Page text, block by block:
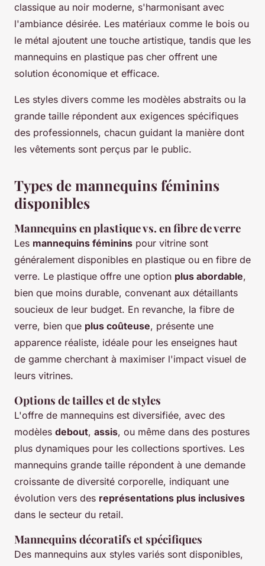
classique au noir moderne, s'harmonisant avec
l'ambiance désirée. Les matériaux comme le bois ou
le métal ajoutent une touche artistique, tandis que les
mannequins en plastique pas cher offrent une
solution économique et efficace.
Les styles divers comme les modèles abstraits ou la
grande taille répondent aux exigences spécifiques
des professionnels, chacun guidant la manière dont
les vêtements sont perçus par le public.
Types de mannequins féminins
disponibles
Mannequins en plastique vs. en fibre de verre
Les mannequins féminins pour vitrine sont
généralement disponibles en plastique ou en fibre de
verre. Le plastique offre une option plus abordable,
bien que moins durable, convenant aux détaillants
soucieux de leur budget. En revanche, la fibre de
verre, bien que plus coûteuse, présente une
apparence réaliste, idéale pour les enseignes haut
de gamme cherchant à maximiser l'impact visuel de
leurs vitrines.
Options de tailles et de styles
L'offre de mannequins est diversifiée, avec des
modèles debout, assis, ou même dans des postures
plus dynamiques pour les collections sportives. Les
mannequins grande taille répondent à une demande
croissante de diversité corporelle, indiquant une
évolution vers des représentations plus inclusives
dans le secteur du retail.
Mannequins décoratifs et spécifiques
Des mannequins aux styles variés sont disponibles,